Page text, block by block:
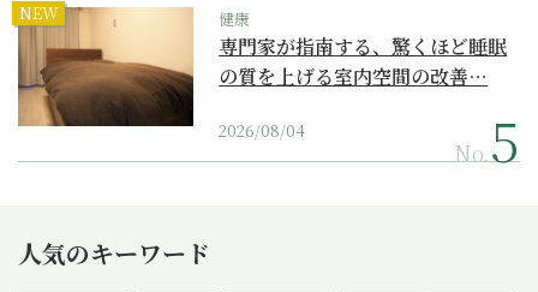
NEW 健康
専門家が指南する、驚くほど睡眠
の質を上げる室内空間の改善…
2026/08/04
No.
人気のキーワード